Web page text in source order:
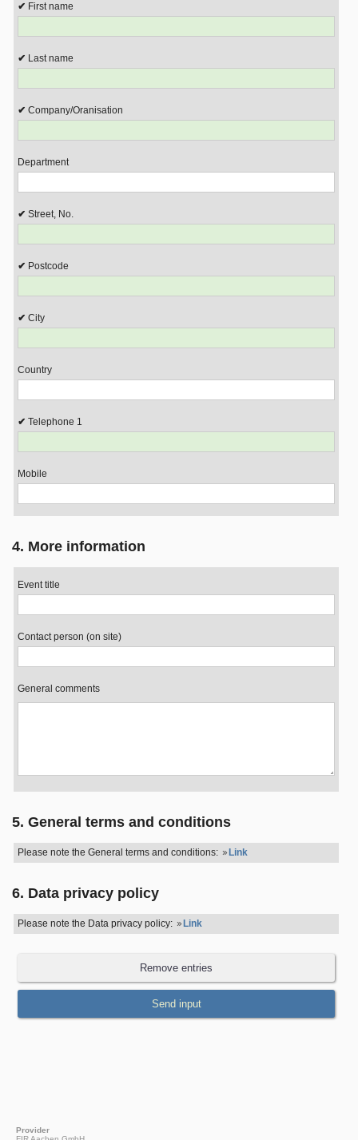
First name
Last name
Company/Oranisation
Department
Street, No.
Postcode
City
Country
Telephone 1
Mobile
4. More information
Event title
Contact person (on site)
General comments
5. General terms and conditions
Please note the General terms and conditions: Link
6. Data privacy policy
Please note the Data privacy policy: Link
Provider